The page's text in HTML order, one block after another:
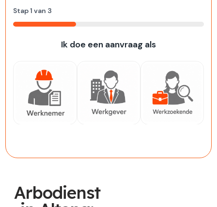
Stap1 van 3
33%
Ik doe een aanvraag als
Arbodienst